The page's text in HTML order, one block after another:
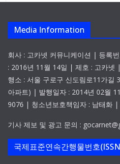
Media Information
회사 : 고카넷 커뮤니케이션 | 등록
: 2016년 11월 14일 | 제호 : 고카넷
행소 : 서울 구로구 신도림로11가길
아파트) | 발행일자 : 2014년 02월
9076 | 청소년보호책임자 : 남태화
기사 제보 및 광고 문의 :
국제표준연속간행물번호